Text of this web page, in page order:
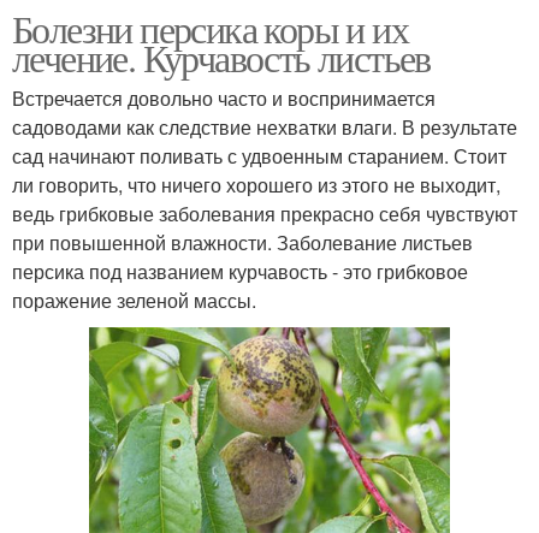
Болезни персика коры и их
лечение. Курчавость листьев
Встречается довольно часто и воспринимается
садоводами как следствие нехватки влаги. В результате
сад начинают поливать с удвоенным старанием. Стоит
ли говорить, что ничего хорошего из этого не выходит,
ведь грибковые заболевания прекрасно себя чувствуют
при повышенной влажности. Заболевание листьев
персика под названием курчавость - это грибковое
поражение зеленой массы.